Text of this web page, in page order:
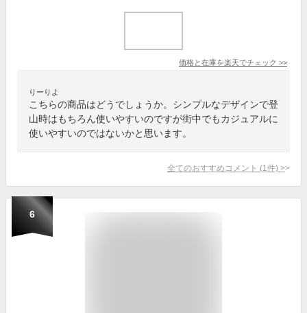
価格と在庫を楽天でチェック >>
りーりよ
こちらの商品はどうでしょうか。シンプルなデザインで登
山時はもちろん使いやすいのですが街中でもカジュアルに
使いやすいのではないかと思います。
全てのおすすめコメント (1 件) >
6